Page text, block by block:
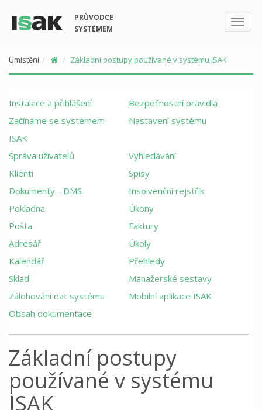
PRŮVODCE
SYSTÉMEM
Umístění Základní postupy používané v systému ISAK
Instalace a přihlášení
Bezpečnostní pravidla
Začínáme se systémem
ISAK
Nastavení systému
Správa uživatelů
Vyhledávání
Klienti
Spisy
Dokumenty - DMS
Insolvenční rejstřík
Pokladna
Úkony
Pošta
Faktury
Adresář
Úkoly
Kalendář
Přehledy
Sklad
Manažerské sestavy
Zálohování dat systému
Mobilní aplikace ISAK
Obsah dokumentace
Základní postupy
používané v systému
ISAK